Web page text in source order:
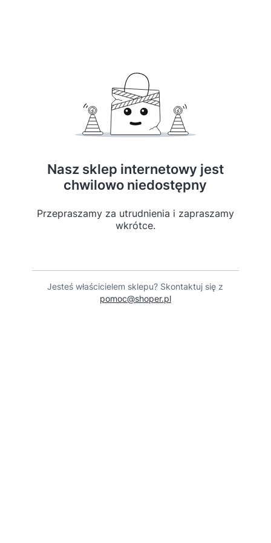
Nasz sklep internetowy jest
chwilowo niedostępny
Przepraszamy za utrudnienia i zapraszamy
wkrótce.
Jesteś właścicielem sklepu? Skontaktuj się z
pomoc@shoper.pl